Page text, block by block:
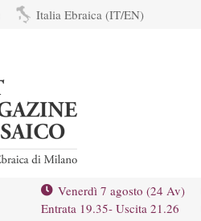
Italia Ebraica (IT/EN)
Venerdì 7 agosto (24 Av)
Entrata 19.35- Uscita 21.26